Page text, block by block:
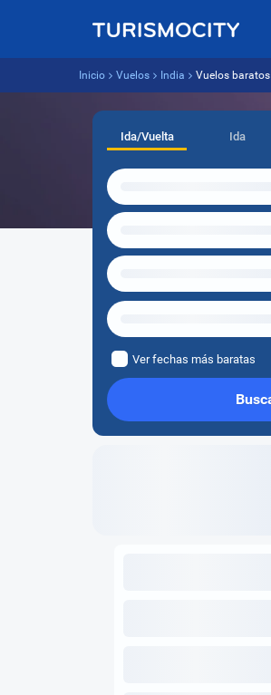
Inicio Vuelos India Vuelos
Ida/Vuelta Ida
Ver fechas más baratas